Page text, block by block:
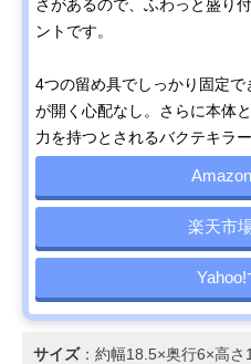
さがあるので、ふわっと盛り
ントです。
4つの留め具でしっかり固定
が開く心配なし。さらに本体
力を持つとされるバクテキラ
楽天市
Yahoo!
サイズ：約幅18.5×奥行6×高さ